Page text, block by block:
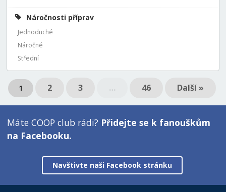
Náročnosti příprav
Jednoduché
Náročné
Střední
1 2 3 … 46 Další »
Máte COOP club rádi? Přidejte se k fanouškům
na Facebooku.
Navštivte naši Facebook stránku